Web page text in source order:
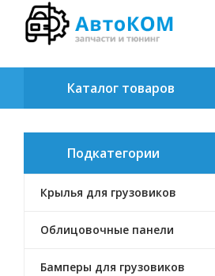
Каталог товаров
Подкатегории
Крылья для грузовиков
Облицовочные панели
Бамперы для грузовиков